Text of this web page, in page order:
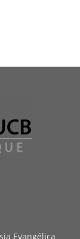
Evangélica